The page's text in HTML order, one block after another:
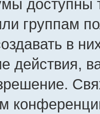
доступны
группам
в
действия,